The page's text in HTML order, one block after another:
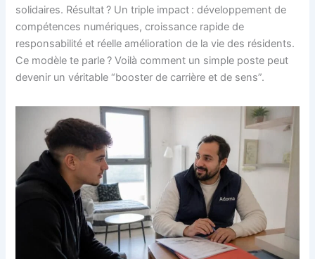
solidaires. Résultat ? Un triple impact : développement de
compétences numériques, croissance rapide de
responsabilité et réelle amélioration de la vie des résidents.
Ce modèle te parle ? Voilà comment un simple poste peut
devenir un véritable “booster de carrière et de sens”.